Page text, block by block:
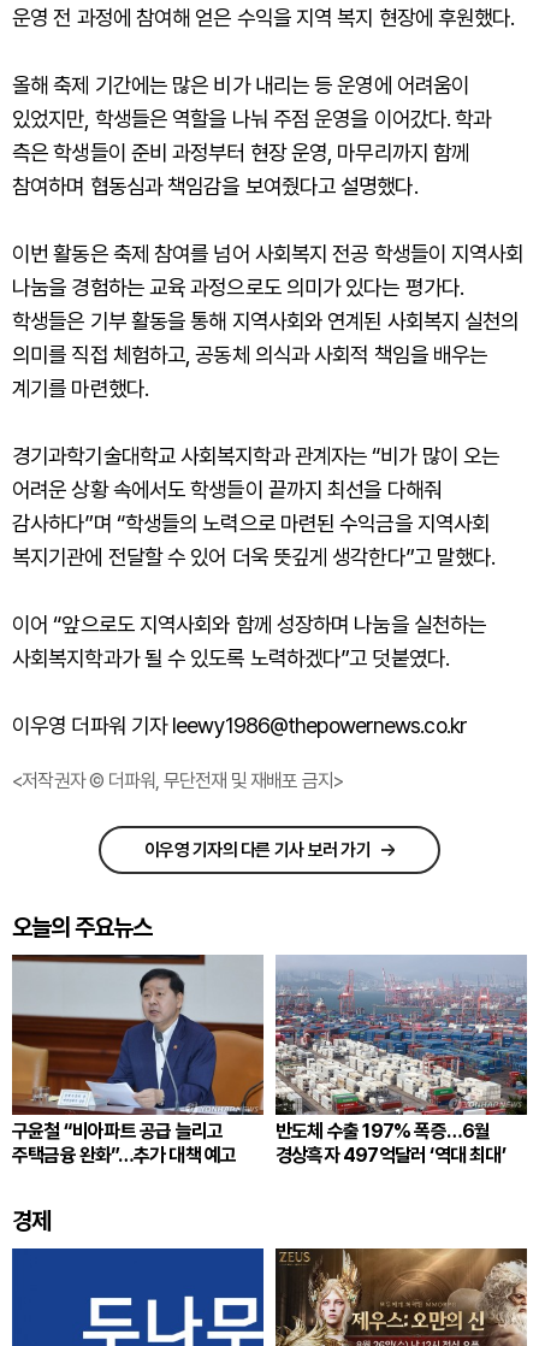
운영 전 과정에 참여해 얻은 수익을 지역 복지 현장에 후원했다.
올해 축제 기간에는 많은 비가 내리는 등 운영에 어려움이
있었지만, 학생들은 역할을 나눠 주점 운영을 이어갔다. 학과
측은 학생들이 준비 과정부터 현장 운영, 마무리까지 함께
참여하며 협동심과 책임감을 보여줬다고 설명했다.
이번 활동은 축제 참여를 넘어 사회복지 전공 학생들이 지역사회
나눔을 경험하는 교육 과정으로도 의미가 있다는 평가다.
학생들은 기부 활동을 통해 지역사회와 연계된 사회복지 실천의
의미를 직접 체험하고, 공동체 의식과 사회적 책임을 배우는
계기를 마련했다.
경기과학기술대학교 사회복지학과 관계자는 “비가 많이 오는
어려운 상황 속에서도 학생들이 끝까지 최선을 다해줘
감사하다”며 “학생들의 노력으로 마련된 수익금을 지역사회
복지기관에 전달할 수 있어 더욱 뜻깊게 생각한다”고 말했다.
이어 “앞으로도 지역사회와 함께 성장하며 나눔을 실천하는
사회복지학과가 될 수 있도록 노력하겠다”고 덧붙였다.
이우영 더파워 기자 leewy1986@thepowernews.co.kr
<저작권자 © 더파워, 무단전재 및 재배포 금지>
이우영 기자의 다른 기사 보러 가기
오늘의 주요뉴스
구윤철 “비아파트 공급 늘리고
주택금융 완화”…추가 대책 예고
반도체 수출 197% 폭증…6월
경상흑자 497억달러 ‘역대 최대’
경제